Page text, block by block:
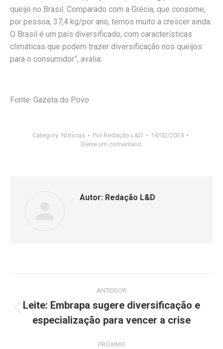
queijo no Brasil. Comparado com a Grécia, que consome,
por pessoa, 37,4 kg/por ano, temos muito a crescer ainda.
O Brasil é um país diversificado, com características
climáticas que podem trazer diversificação nos queijos
para o consumidor”, avalia.
Fonte: Gazeta do Povo
Category: Notícias Por Redação L&D
14/02/2024
Deixe um comentário
Autor: Redação L&D
ANTERIOR
Leite: Embrapa sugere diversificação e
especialização para vencer a crise
PRÓXIMO